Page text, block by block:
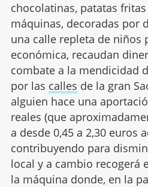
chocolatinas, patatas
máquinas, decoradas por
una calle repleta de niños
económica, recaudan
combate a la mendicidad
por las calles de la gran
alguien hace una
reales (que
a desde 0,45 a 2,30 euros
contribuyendo para
local y a cambio recogerá
la máquina donde, en la